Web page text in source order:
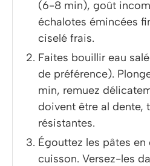
(6-8 min), goût
échalotes émincées
ciselé frais.
Faites bouillir eau
de préférence).
min, remuez
doivent être al dente,
résistantes.
Égouttez les pâtes en
cuisson. Versez-les